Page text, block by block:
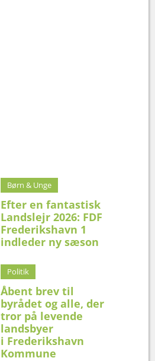
Børn & Unge
Efter en fantastisk
Landslejr 2026: FDF
Frederikshavn 1
indleder ny sæson
Politik
Åbent brev til
byrådet og alle, der
tror på levende
landsbyer
i Frederikshavn
Kommune